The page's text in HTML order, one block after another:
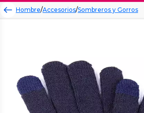
Hombre/Accesorios/Sombreros y Gorros